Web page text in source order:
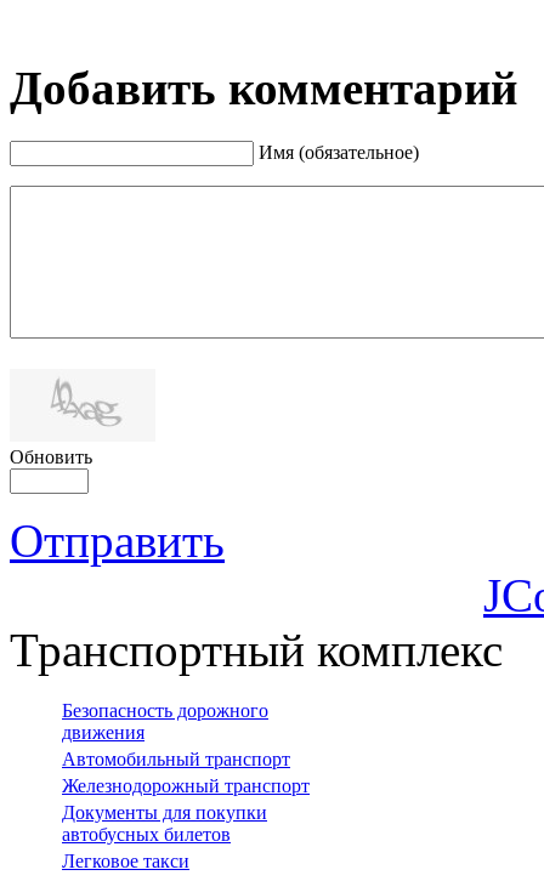
Добавить комментарий
Имя (обязательное)
Обновить
Отправить
Транспортный комплекс
Безопасность дорожного
движения
Автомобильный транспорт
Железнодорожный транспорт
Документы для покупки
автобусных билетов
Легковое такси